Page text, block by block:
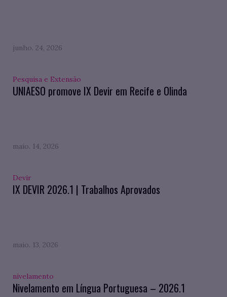
junho. 24, 2026
Pesquisa e Extensão
UNIAESO promove IX Devir em Recife e Olinda
maio. 14, 2026
Devir
IX DEVIR 2026.1 | Trabalhos Aprovados
maio. 13, 2026
nivelamento
Nivelamento em Língua Portuguesa – 2026.1